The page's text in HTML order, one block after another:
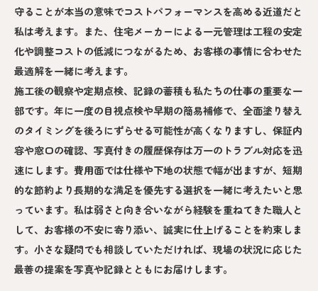
守ることが本当の意味でコストパフォーマンスを高める近道だと
私は考えます。また、住宅メーカーによる一元管理は工程の安定
化や調整コストの低減につながるため、お客様の事情に合わせた
最適解を一緒に考えます。
施工後の観察や定期点検、記録の蓄積も私たちの仕事の重要な一
部です。年に一度の目視点検や早期の簡易補修で、全面塗り替え
のタイミングを後ろにずらせる可能性が高くなりますし、保証内
容や窓口の確認、写真付きの履歴保存は万一のトラブル対応を迅
速にします。費用面では仕様や下地の状態で幅が出ますが、短期
的な節約より長期的な満足を優先する選択を一緒に考えたいと思
っています。私は弱さと向き合いながら経験を重ねてきた職人と
して、お客様の不安に寄り添い、誠実に仕上げることを約束しま
す。小さな疑問でも相談していただければ、現場の状況に応じた
最善の提案を写真や記録とともにお届けします。